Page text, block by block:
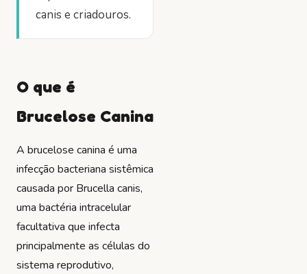
canis e criadouros.
O que é
Brucelose Canina
A brucelose canina é uma
infecção bacteriana sistêmica
causada por Brucella canis,
uma bactéria intracelular
facultativa que infecta
principalmente as células do
sistema reprodutivo,